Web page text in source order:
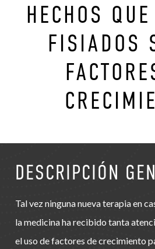
HECHOS
FISIADOS
DESCRIPCIÓN
Tal vez ninguna nueva terapia en
la medicina ha recibido tanta
el uso de factores de crecimiento